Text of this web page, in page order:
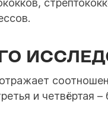
и четвёртая –